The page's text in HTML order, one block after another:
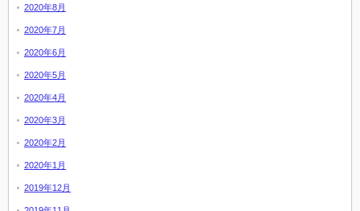
2020年8月
2020年7月
2020年6月
2020年5月
2020年4月
2020年3月
2020年2月
2020年1月
2019年12月